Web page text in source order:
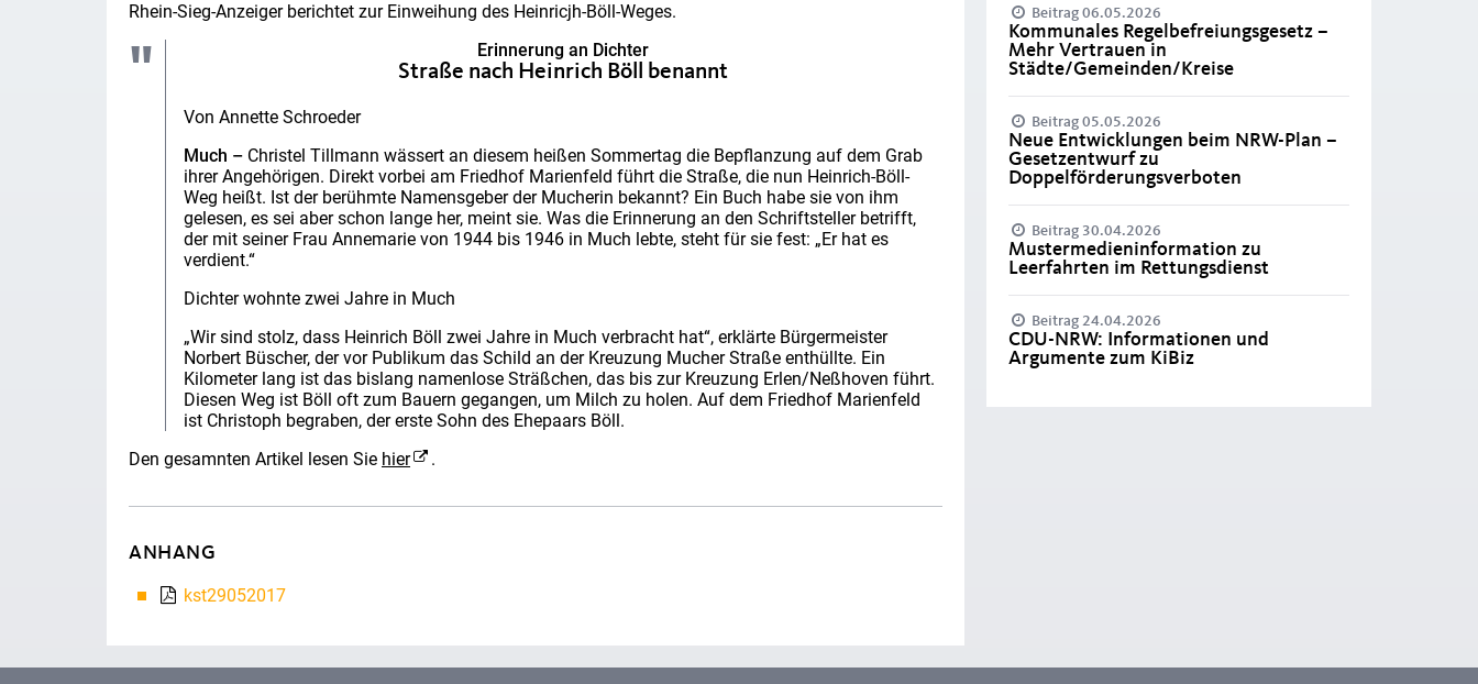
Rhein-Sieg-Anzeiger berichtet zur Einweihung des Heinricjh-Böll-Weges.
Erinnerung an Dichter
Straße nach Heinrich Böll benannt
Von Annette Schroeder
Much – Christel Tillmann wässert an diesem heißen Sommertag die Bepflanzung auf dem Grab
ihrer Angehörigen. Direkt vorbei am Friedhof Marienfeld führt die Straße, die nun Heinrich-Böll-
Weg heißt. Ist der berühmte Namensgeber der Mucherin bekannt? Ein Buch habe sie von ihm
gelesen, es sei aber schon lange her, meint sie. Was die Erinnerung an den Schriftsteller betrifft,
der mit seiner Frau Annemarie von 1944 bis 1946 in Much lebte, steht für sie fest: „Er hat es
verdient.“
Dichter wohnte zwei Jahre in Much
„Wir sind stolz, dass Heinrich Böll zwei Jahre in Much verbracht hat“, erklärte Bürgermeister
Norbert Büscher, der vor Publikum das Schild an der Kreuzung Mucher Straße enthüllte. Ein
Kilometer lang ist das bislang namenlose Sträßchen, das bis zur Kreuzung Erlen/Neßhoven führt.
Diesen Weg ist Böll oft zum Bauern gegangen, um Milch zu holen. Auf dem Friedhof Marienfeld
ist Christoph begraben, der erste Sohn des Ehepaars Böll.
Den gesamnten Artikel lesen Sie hier .
ANHANG
kst29052017
Beitrag 06.05.2026
Kommunales Regelbefreiungsgesetz –
Mehr Vertrauen in
Städte/Gemeinden/Kreise
Beitrag 05.05.2026
Neue Entwicklungen beim NRW-Plan –
Gesetzentwurf zu
Doppelförderungsverboten
Beitrag 30.04.2026
Mustermedieninformation zu
Leerfahrten im Rettungsdienst
Beitrag 24.04.2026
CDU-NRW: Informationen und
Argumente zum KiBiz